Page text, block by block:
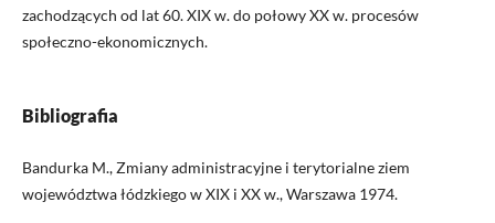
zachodzących od lat 60. XIX w. do połowy XX w. procesów
społeczno-ekonomicznych.
Bibliografia
Bandurka M., Zmiany administracyjne i terytorialne ziem
województwa łódzkiego w XIX i XX w., Warszawa 1974.